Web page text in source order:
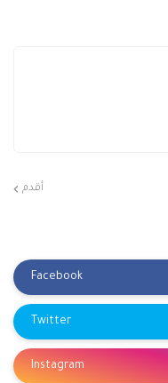
أقدم
Facebook
Twitter
Instagram